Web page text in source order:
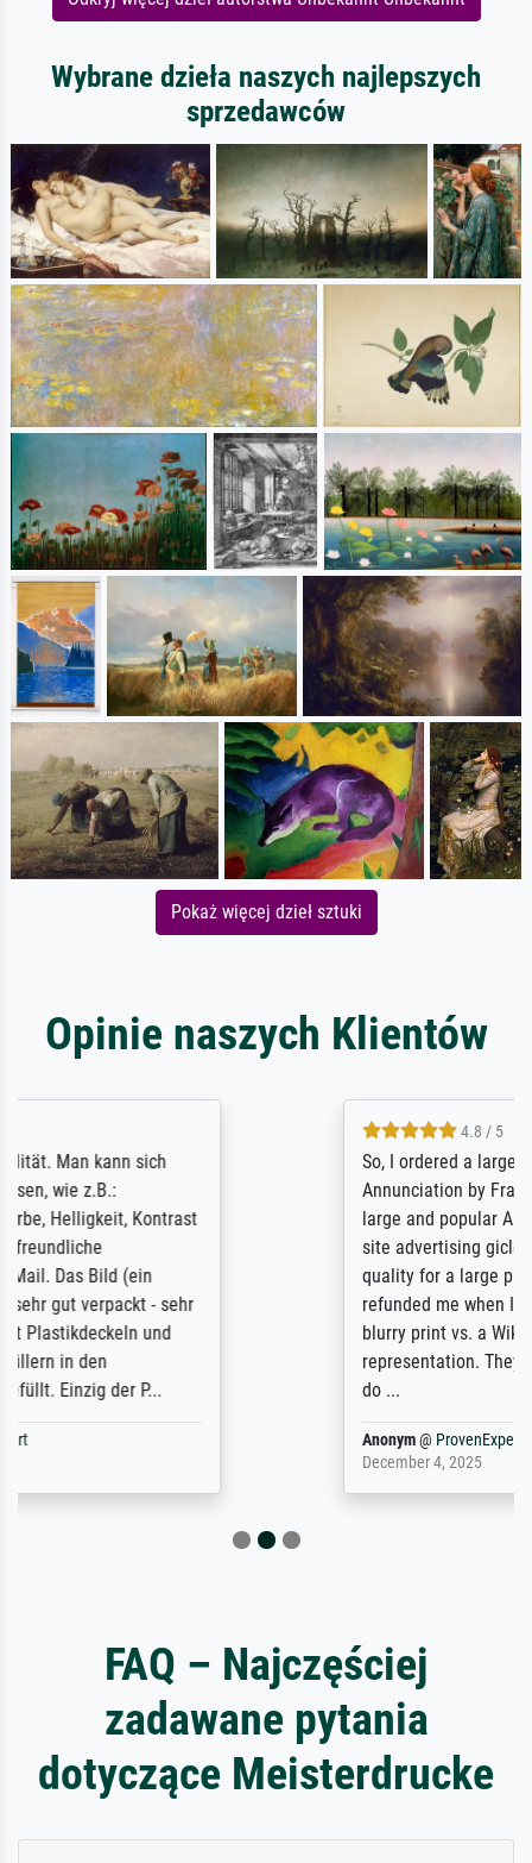
Wybrane dzieła naszych najlepszych
sprzedawców
Pokaż więcej dzieł sztuki
Opinie naszych Klientów
So, I ordered a large print of The
Annunciation by Fra Angelico from a very
large and popular American "art/poster"
site advertising giclee print quality. The
quality for a large print was atrocious. They
refunded me when I sent pictures of the
blurry print vs. a Wikipedia commons
representation. They stated they couldn't
do ...
FAQ – Najczęściej
zadawane pytania
dotyczące Meisterdrucke